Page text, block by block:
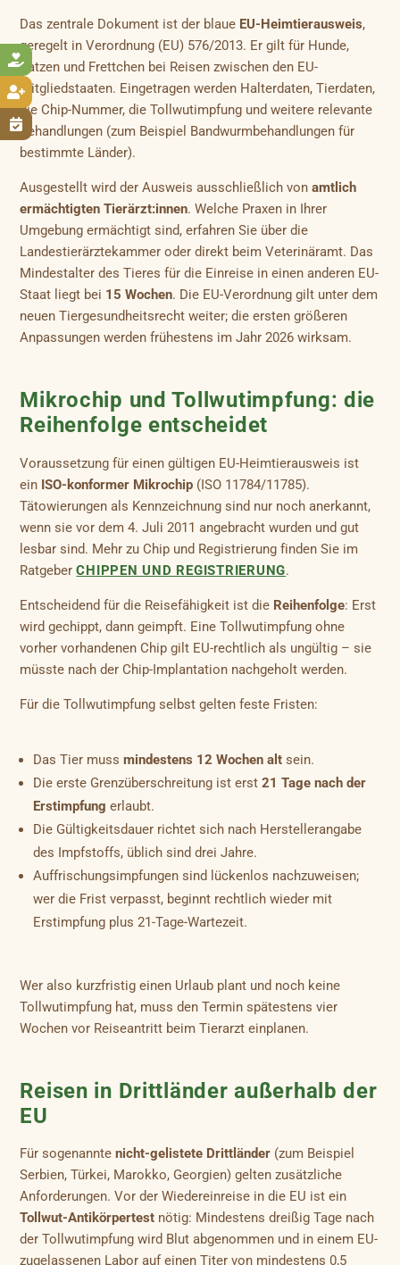



Das zentrale Dokument ist der blaue EU-Heimtierausweis,
geregelt in Verordnung (EU) 576/2013. Er gilt für Hunde,
Katzen und Frettchen bei Reisen zwischen den EU-
Mitgliedstaaten. Eingetragen werden Halterdaten, Tierdaten,
die Chip-Nummer, die Tollwutimpfung und weitere relevante
Behandlungen (zum Beispiel Bandwurmbehandlungen für
bestimmte Länder).
Ausgestellt wird der Ausweis ausschließlich vonamtlich
ermächtigten Tierärzt:innen. Welche Praxen in Ihrer
Umgebung ermächtigt sind, erfahren Sie über die
Landestierärztekammer oder direkt beim Veterinäramt. Das
Mindestalter des Tieres für die Einreise in einen anderen EU-
Staat liegt bei 15 Wochen. Die EU-Verordnung gilt unter dem
neuen Tiergesundheitsrecht weiter; die ersten größeren
Anpassungen werden frühestens im Jahr 2026 wirksam.
Mikrochip und Tollwutimpfung: die
Reihenfolge entscheidet
Voraussetzung für einen gültigen EU-Heimtierausweis ist
ein ISO-konformer Mikrochip (ISO 11784/11785).
Tätowierungen als Kennzeichnung sind nur noch anerkannt,
wenn sie vor dem 4. Juli 2011 angebracht wurden und gut
lesbar sind. Mehr zu Chip und Registrierung finden Sie im
RatgeberCHIPPEN UND REGISTRIERUNG.
Entscheidend für die Reisefähigkeit ist die Reihenfolge: Erst
wird gechippt, dann geimpft. Eine Tollwutimpfung ohne
vorher vorhandenen Chip gilt EU-rechtlich als ungültig – sie
müsste nach der Chip-Implantation nachgeholt werden.
Für die Tollwutimpfung selbst gelten feste Fristen:
Das Tier mussmindestens 12 Wochen alt sein.
Die erste Grenzüberschreitung ist erst21 Tage nach der
Erstimpfung erlaubt.
Die Gültigkeitsdauer richtet sich nach Herstellerangabe
des Impfstoffs, üblich sind drei Jahre.
Auffrischungsimpfungen sind lückenlos nachzuweisen;
wer die Frist verpasst, beginnt rechtlich wieder mit
Erstimpfung plus 21-Tage-Wartezeit.
Wer also kurzfristig einen Urlaub plant und noch keine
Tollwutimpfung hat, muss den Termin spätestens vier
Wochen vor Reiseantritt beim Tierarzt einplanen.
Reisen in Drittländer außerhalb der
EU
Für sogenanntenicht-gelistete Drittländer (zum Beispiel
Serbien, Türkei, Marokko, Georgien) gelten zusätzliche
Anforderungen. Vor der Wiedereinreise in die EU ist ein
Tollwut-Antikörpertest nötig: Mindestens dreißig Tage nach
der Tollwutimpfung wird Blut abgenommen und in einem EU-
zugelassenen Labor auf einen Titer von mindestens 0,5